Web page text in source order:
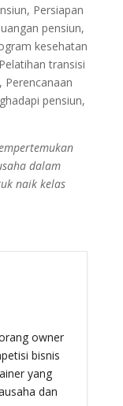
Persiapan
pensiun,
kesehatan
transisi
Perencanaan
pensiun,
dalam
naik kelas
owner
bisnis
yang
dan